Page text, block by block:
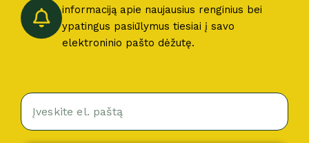
informaciją apie naujausius renginius bei
ypatingus pasiūlymus tiesiai į savo
elektroninio pašto dėžutę.